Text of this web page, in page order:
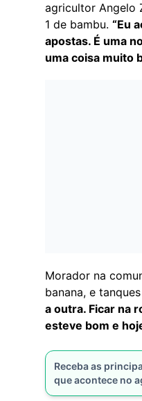
agricultor Angelo
1 de bambu. “Eu
apostas. É uma
uma coisa muito
Morador na
banana, e
a outra. Ficar na
esteve bom e
Receba as
que acontece no